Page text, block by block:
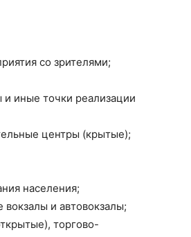
со зрителями;
иные точки реализации
центры (крытые);
населения;
и автовокзалы;
торгово-